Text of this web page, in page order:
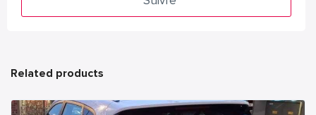
Related products